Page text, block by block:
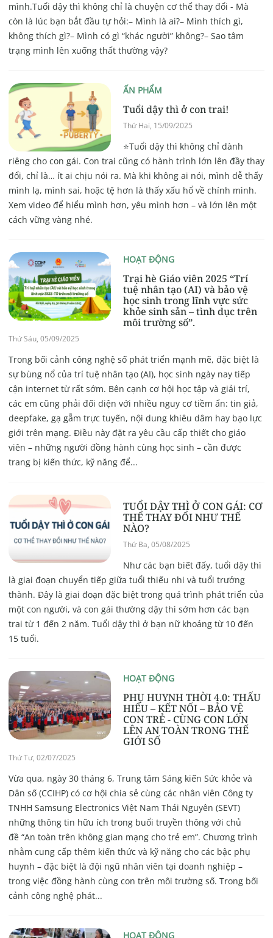
mình.Tuổi dậy thì không chỉ là chuyện cơ thể thay đổi - Mà
còn là lúc bạn bắt đầu tự hỏi:– Mình là ai?– Mình thích gì,
không thích gì?– Mình có gì “khác người” không?– Sao tâm
trạng mình lên xuống thất thường vậy?
ẤN PHẨM
Tuổi dậy thì ở con trai!
Thứ Hai, 15/09/2025
⭐Tuổi dậy thì không chỉ dành
riêng cho con gái. Con trai cũng có hành trình lớn lên đầy thay
đổi, chỉ là… ít ai chịu nói ra. Mà khi không ai nói, mình dễ thấy
mình lạ, mình sai, hoặc tệ hơn là thấy xấu hổ về chính mình.
Xem video để hiểu mình hơn, yêu mình hơn – và lớn lên một
cách vững vàng nhé.
HOẠT ĐỘNG
Trại hè Giáo viên 2025 “Trí
tuệ nhân tạo (AI) và bảo vệ
học sinh trong lĩnh vực sức
khỏe sinh sản – tình dục trên
môi trường số”.
Thứ Sáu, 05/09/2025
Trong bối cảnh công nghệ số phát triển mạnh mẽ, đặc biệt là
sự bùng nổ của trí tuệ nhân tạo (AI), học sinh ngày nay tiếp
cận internet từ rất sớm. Bên cạnh cơ hội học tập và giải trí,
các em cũng phải đối diện với nhiều nguy cơ tiềm ẩn: tin giả,
deepfake, gạ gẫm trực tuyến, nội dung khiêu dâm hay bạo lực
giới trên mạng. Điều này đặt ra yêu cầu cấp thiết cho giáo
viên – những người đồng hành cùng học sinh – cần được
trang bị kiến thức, kỹ năng để...
TUỔI DẬY THÌ Ở CON GÁI: CƠ
THỂ THAY ĐỔI NHƯ THẾ
NÀO?
Thứ Ba, 05/08/2025
Như các bạn biết đấy, tuổi dậy thì
là giai đoạn chuyển tiếp giữa tuổi thiếu nhi và tuổi trưởng
thành. Đây là giai đoạn đặc biệt trong quá trình phát triển của
một con người, và con gái thường dậy thì sớm hơn các bạn
trai từ 1 đến 2 năm. Tuổi dậy thì ở bạn nữ khoảng từ 10 đến
15 tuổi.
HOẠT ĐỘNG
PHỤ HUYNH THỜI 4.0: THẤU
HIỂU – KẾT NỐI – BẢO VỆ
CON TRẺ - CÙNG CON LỚN
LÊN AN TOÀN TRONG THẾ
GIỚI SỐ
Thứ Tư, 02/07/2025
Vừa qua, ngày 30 tháng 6, Trung tâm Sáng kiến Sức khỏe và
Dân số (CCIHP) có cơ hội chia sẻ cùng các nhân viên Công ty
TNHH Samsung Electronics Việt Nam Thái Nguyên (SEVT)
những thông tin hữu ích trong buổi truyền thông với chủ
đề “An toàn trên không gian mạng cho trẻ em”. Chương trình
nhằm cung cấp thêm kiến thức và kỹ năng cho các bậc phụ
huynh – đặc biệt là đội ngũ nhân viên tại doanh nghiệp –
trong việc đồng hành cùng con trên môi trường số. Trong bối
cảnh công nghệ phát...
HOẠT ĐỘNG